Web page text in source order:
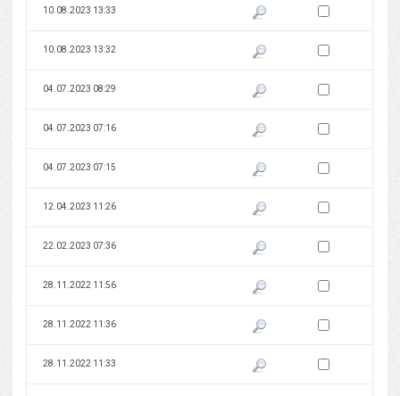
10.08.2023 13:33 Pokaż podgląd wersji z dnia
Zaznacz wersję do
10.08.2023 13:32 Pokaż podgląd wersji z dnia
Zaznacz wersję do
04.07.2023 08:29 Pokaż podgląd wersji z dnia
Zaznacz wersję do
04.07.2023 07:16 Pokaż podgląd wersji z dnia
Zaznacz wersję do
04.07.2023 07:15 Pokaż podgląd wersji z dnia
Zaznacz wersję do
12.04.2023 11:26 Pokaż podgląd wersji z dnia
Zaznacz wersję do
22.02.2023 07:36 Pokaż podgląd wersji z dnia
Zaznacz wersję do
28.11.2022 11:56 Pokaż podgląd wersji z dnia
Zaznacz wersję do
28.11.2022 11:36 Pokaż podgląd wersji z dnia
Zaznacz wersję do
28.11.2022 11:33 Pokaż podgląd wersji z dnia
Zaznacz wersję do